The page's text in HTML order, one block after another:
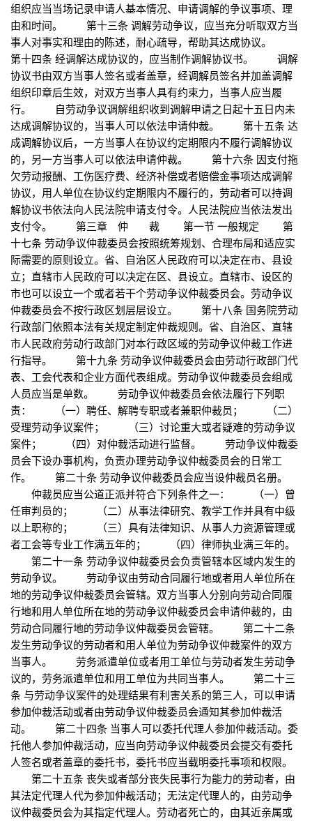
组织应当当场记录申请人基本情况、申请调解的争议事项、理
由和时间。 第十三条 调解劳动争议，应当充分听取双方当
事人对事实和理由的陈述，耐心疏导，帮助其达成协议。
第十四条 经调解达成协议的，应当制作调解协议书。 调解
协议书由双方当事人签名或者盖章，经调解员签名并加盖调解
组织印章后生效，对双方当事人具有约束力，当事人应当履
行。 自劳动争议调解组织收到调解申请之日起十五日内未
达成调解协议的，当事人可以依法申请仲裁。 第十五条 达
成调解协议后，一方当事人在协议约定期限内不履行调解协议
的，另一方当事人可以依法申请仲裁。 第十六条 因支付拖
欠劳动报酬、工伤医疗费、经济补偿或者赔偿金事项达成调解
协议，用人单位在协议约定期限内不履行的，劳动者可以持调
解协议书依法向人民法院申请支付令。人民法院应当依法发出
支付令。 第三章 仲 裁 第一节 一般规定 第
十七条 劳动争议仲裁委员会按照统筹规划、合理布局和适应实
际需要的原则设立。省、自治区人民政府可以决定在市、县设
立；直辖市人民政府可以决定在区、县设立。直辖市、设区的
市也可以设立一个或者若干个劳动争议仲裁委员会。劳动争议
仲裁委员会不按行政区划层层设立。 第十八条 国务院劳动
行政部门依照本法有关规定制定仲裁规则。省、自治区、直辖
市人民政府劳动行政部门对本行政区域的劳动争议仲裁工作进
行指导。 第十九条 劳动争议仲裁委员会由劳动行政部门代
表、工会代表和企业方面代表组成。劳动争议仲裁委员会组成
人员应当是单数。 劳动争议仲裁委员会依法履行下列职
责： （一）聘任、解聘专职或者兼职仲裁员； （二）
受理劳动争议案件； （三）讨论重大或者疑难的劳动争议
案件； （四）对仲裁活动进行监督。 劳动争议仲裁委
员会下设办事机构，负责办理劳动争议仲裁委员会的日常工
作。 第二十条 劳动争议仲裁委员会应当设仲裁员名册。
仲裁员应当公道正派并符合下列条件之一： （一）曾
任审判员的； （二）从事法律研究、教学工作并具有中级
以上职称的； （三）具有法律知识、从事人力资源管理或
者工会等专业工作满五年的； （四）律师执业满三年的。
第二十一条 劳动争议仲裁委员会负责管辖本区域内发生的
劳动争议。 劳动争议由劳动合同履行地或者用人单位所在
地的劳动争议仲裁委员会管辖。双方当事人分别向劳动合同履
行地和用人单位所在地的劳动争议仲裁委员会申请仲裁的，由
劳动合同履行地的劳动争议仲裁委员会管辖。 第二十二条
发生劳动争议的劳动者和用人单位为劳动争议仲裁案件的双方
当事人。 劳务派遣单位或者用工单位与劳动者发生劳动争
议的，劳务派遣单位和用工单位为共同当事人。 第二十三
条 与劳动争议案件的处理结果有利害关系的第三人，可以申请
参加仲裁活动或者由劳动争议仲裁委员会通知其参加仲裁活
动。 第二十四条 当事人可以委托代理人参加仲裁活动。委
托他人参加仲裁活动，应当向劳动争议仲裁委员会提交有委托
人签名或者盖章的委托书，委托书应当载明委托事项和权限。
第二十五条 丧失或者部分丧失民事行为能力的劳动者，由
其法定代理人代为参加仲裁活动；无法定代理人的，由劳动争
议仲裁委员会为其指定代理人。劳动者死亡的，由其近亲属或